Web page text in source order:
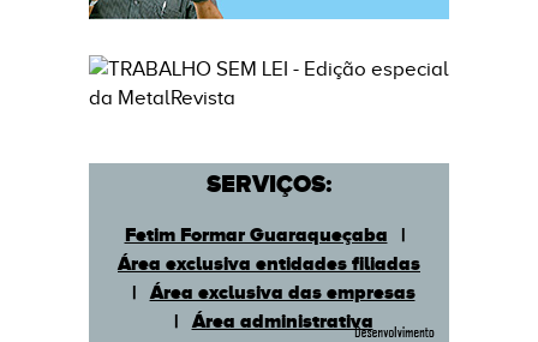
SERVIÇOS:
Fetim Formar Guaraqueçaba
|
Área exclusiva entidades filiadas
|
Área exclusiva das empresas
|
Área administrativa